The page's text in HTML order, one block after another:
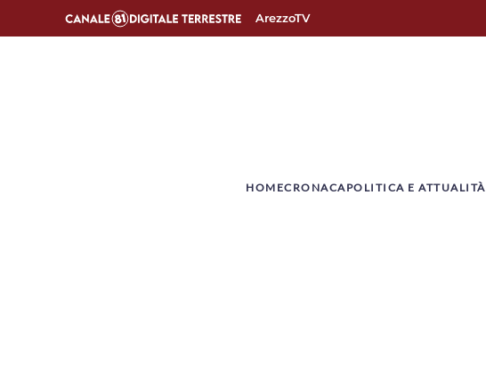
ArezzoTV
­HOMECRONACAPOLITICA E ATTUALITÀ